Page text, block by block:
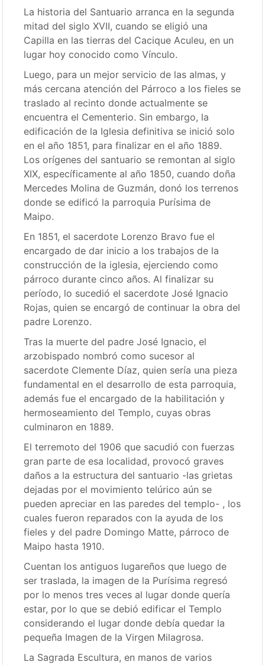
La historia del Santuario arranca en la segunda
mitad del siglo XVII, cuando se eligió una
Capilla en las tierras del Cacique Aculeu, en un
lugar hoy conocido como Vínculo.
Luego, para un mejor servicio de las almas, y
más cercana atención del Párroco a los fieles se
traslado al recinto donde actualmente se
encuentra el Cementerio. Sin embargo, la
edificación de la Iglesia definitiva se inició solo
en el año 1851, para finalizar en el año 1889.
Los orígenes del santuario se remontan al siglo
XIX, específicamente al año 1850, cuando doña
Mercedes Molina de Guzmán, donó los terrenos
donde se edificó la parroquia Purísima de
Maipo.
En 1851, el sacerdote Lorenzo Bravo fue el
encargado de dar inicio a los trabajos de la
construcción de la iglesia, ejerciendo como
párroco durante cinco años. Al finalizar su
período, lo sucedió el sacerdote José Ignacio
Rojas, quien se encargó de continuar la obra del
padre Lorenzo.
Tras la muerte del padre José Ignacio, el
arzobispado nombró como sucesor al
sacerdote Clemente Díaz, quien sería una pieza
fundamental en el desarrollo de esta parroquia,
además fue el encargado de la habilitación y
hermoseamiento del Templo, cuyas obras
culminaron en 1889.
El terremoto del 1906 que sacudió con fuerzas
gran parte de esa localidad, provocó graves
daños a la estructura del santuario -las grietas
dejadas por el movimiento telúrico aún se
pueden apreciar en las paredes del templo- , los
cuales fueron reparados con la ayuda de los
fieles y del padre Domingo Matte, párroco de
Maipo hasta 1910.
Cuentan los antiguos lugareños que luego de
ser traslada, la imagen de la Purísima regresó
por lo menos tres veces al lugar donde quería
estar, por lo que se debió edificar el Templo
considerando el lugar donde debía quedar la
pequeña Imagen de la Virgen Milagrosa.
La Sagrada Escultura, en manos de varios